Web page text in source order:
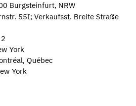
Burgsteinfurt, NRW
55I; Verkaufsst. Breite Straße
York
Québec
York